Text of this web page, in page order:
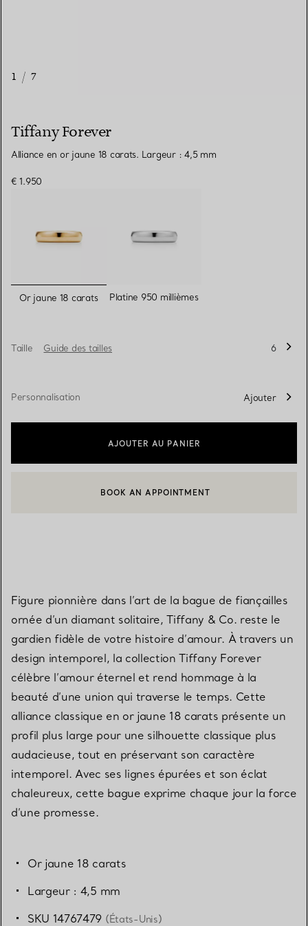
1 / 7
Tiffany Forever
Alliance en or jaune 18 carats. Largeur : 4,5 mm
€ 1.950
sélectionnés
Or jaune 18 carats Platine 950 millièmes
Taille Guide des tailles 6
Personnalisation Ajouter
AJOUTER AU PANIER
CONTACTER UN CONSEILLER CLIENT OU PRENDRE RENDEZ-
BOOK AN APPOINTMENT
Figure pionnière dans l’art de la bague de fiançailles
ornée d’un diamant solitaire, Tiffany & Co. reste le
gardien fidèle de votre histoire d’amour. À travers un
design intemporel, la collection Tiffany Forever
célèbre l’amour éternel et rend hommage à la
beauté d’une union qui traverse le temps. Cette
alliance classique en or jaune 18 carats présente un
profil plus large pour une silhouette classique plus
audacieuse, tout en préservant son caractère
intemporel. Avec ses lignes épurées et son éclat
chaleureux, cette bague exprime chaque jour la force
d’une promesse.
Or jaune 18 carats
Largeur : 4,5 mm
SKU 14767479 (États-Unis)